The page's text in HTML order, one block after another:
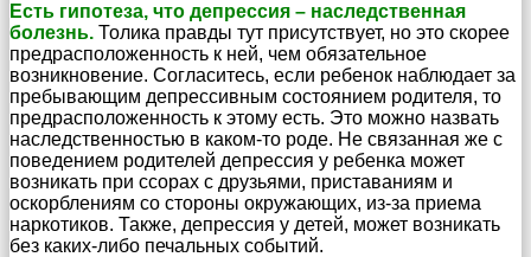
Есть гипотеза, что депрессия – наследственная
болезнь. Толика правды тут присутствует, но это скорее
предрасположенность к ней, чем обязательное
возникновение. Согласитесь, если ребенок наблюдает за
пребывающим депрессивным состоянием родителя, то
предрасположенность к этому есть. Это можно назвать
наследственностью в каком-то роде. Не связанная же с
поведением родителей депрессия у ребенка может
возникать при ссорах с друзьями, приставаниям и
оскорблениям со стороны окружающих, из-за приема
наркотиков. Также, депрессия у детей, может возникать
без каких-либо печальных событий.